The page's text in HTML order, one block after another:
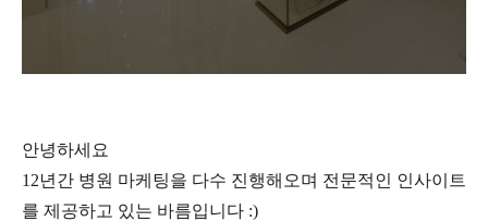
안녕하세요
12년간 병원 마케팅을 다수 진행해오며 전문적인 인사이트
를 제공하고 있는 바름입니다 :)